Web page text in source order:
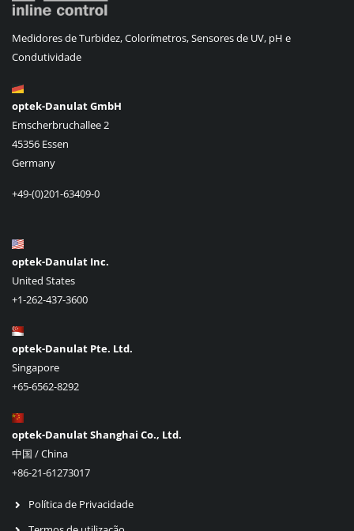
Medidores de Turbidez, Colorímetros, Sensores de UV, pH e
Condutividade
optek-Danulat GmbH
Emscherbruchallee 2
45356 Essen
Germany
+49-(0)201-63409-0
optek-Danulat Inc.
United States
+1-262-437-3600
optek-Danulat Pte. Ltd.
Singapore
+65-6562-8292
optek-Danulat Shanghai Co., Ltd.
中国 / China
+86-21-61273017
Política de Privacidade